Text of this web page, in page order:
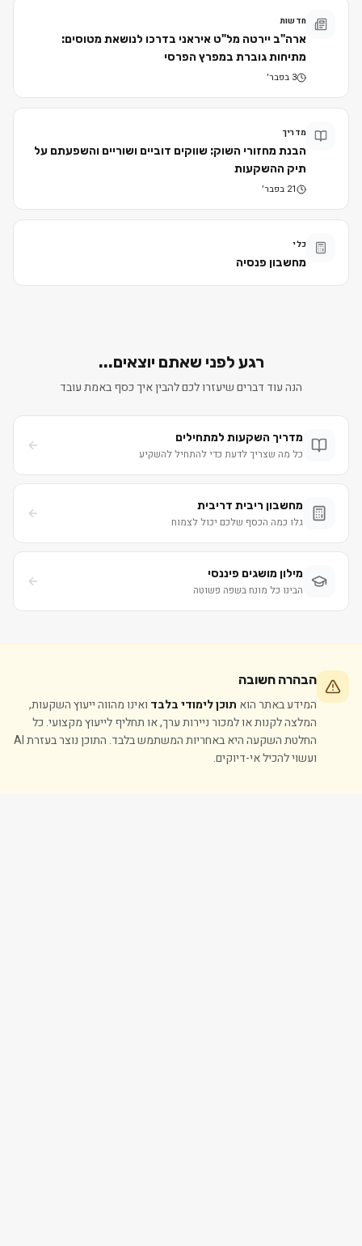
חדשות
ארה"ב יירטה מל"ט איראני בדרכו לנושאת מטוסים:
מתיחות גוברת במפרץ הפרסי
3 בפבר׳
מדריך
הבנת מחזורי השוק: שווקים דוביים ושוריים והשפעתם על
תיק ההשקעות
21 בפבר׳
כלי
מחשבון פנסיה
רגע לפני שאתם יוצאים...
הנה עוד דברים שיעזרו לכם להבין איך כסף באמת עובד
מדריך השקעות למתחילים
כל מה שצריך לדעת כדי להתחיל להשקיע
מחשבון ריבית דריבית
גלו כמה הכסף שלכם יכול לצמוח
מילון מושגים פיננסי
הבינו כל מונח בשפה פשוטה
הבהרה חשובה
המידע באתר הוא תוכן לימודי בלבד ואינו מהווה ייעוץ השקעות,
המלצה לקנות או למכור ניירות ערך, או תחליף לייעוץ מקצועי. כל
החלטת השקעה היא באחריות המשתמש בלבד. התוכן נוצר בעזרת AI
ועשוי להכיל אי-דיוקים.